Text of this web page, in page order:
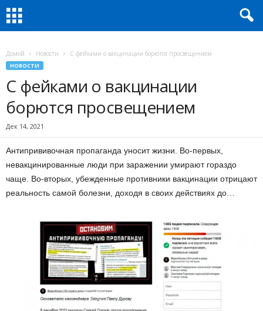
Домой Новости C фейками о вакцинации борются просвещением
НОВОСТИ
C фейками о вакцинации
борются просвещением
Дек 14, 2021
Антипрививочная пропаганда уносит жизни. Во-первых,
невакцинированные люди при заражении умирают гораздо
чаще. Во-вторых, убежденные противники вакцинации отрицают
реальность самой болезни, доходя в своих действиях до…